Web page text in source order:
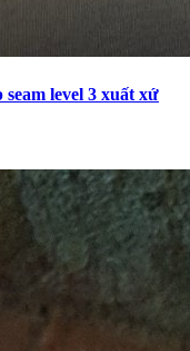
level 3 xuất xứ